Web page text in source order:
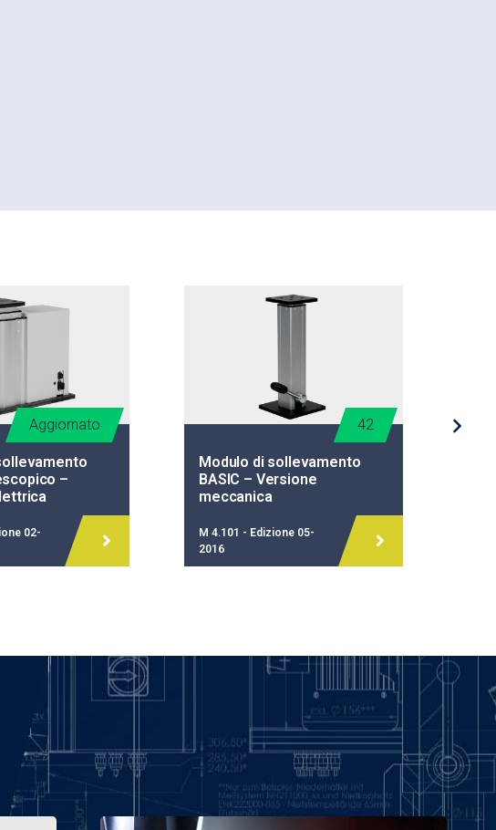
–
Aggiornato
02-
Modulo di sollevamento
BASIC – Versione
meccanica
42
M 4.101 - Edizione 05-
2016